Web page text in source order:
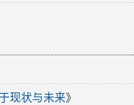
现状与未来》